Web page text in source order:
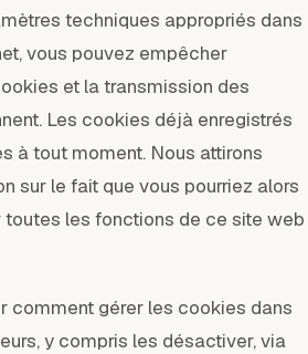
techniques appropriés dans
vous pouvez empêcher
et la transmission des
Les cookies déjà enregistrés
à tout moment. Nous attirons
sur le fait que vous pourriez alors
les fonctions de ce site web
comment gérer les cookies dans
y compris les désactiver, via